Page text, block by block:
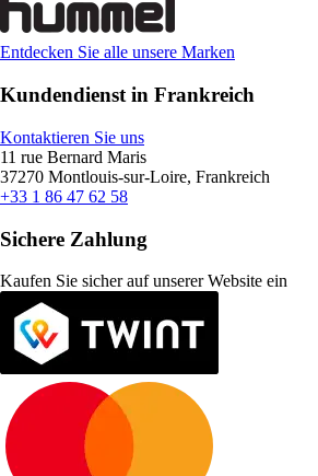
Entdecken Sie alle unsere Marken
Kundendienst in Frankreich
Kontaktieren Sie uns
11 rue Bernard Maris
37270 Montlouis-sur-Loire, Frankreich
+33 1 86 47 62 58
Sichere Zahlung
Kaufen Sie sicher auf unserer Website ein